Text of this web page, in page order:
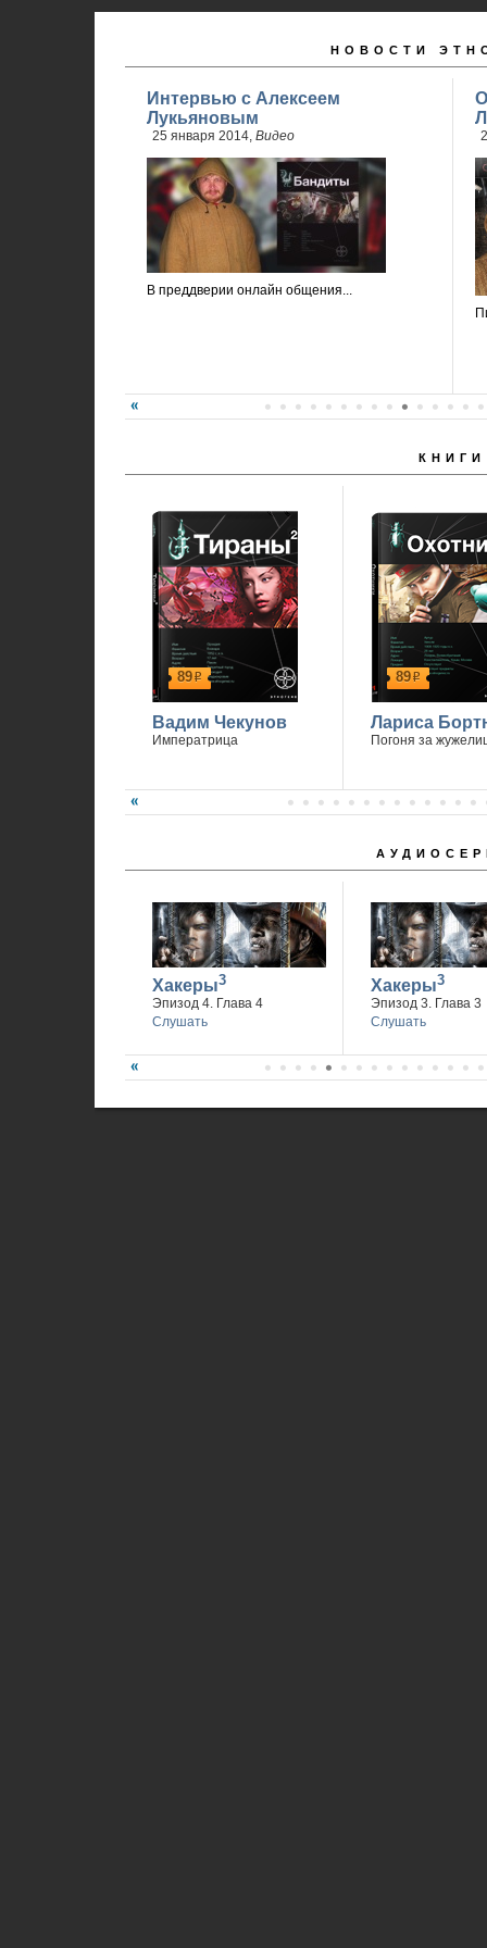
НОВОСТИ
Интервью с Алексеем
Лукьяновым
25 января 2014, Видео
В преддверии онлайн общения...
КНИГИ
89р
Вадим Чекунов
Императрица
89р
Лариса
Погоня за
Хакеры3
Эпизод 4. Глава 4
Слушать
Хакеры3
Эпизод 3. Глава 3
Слушать